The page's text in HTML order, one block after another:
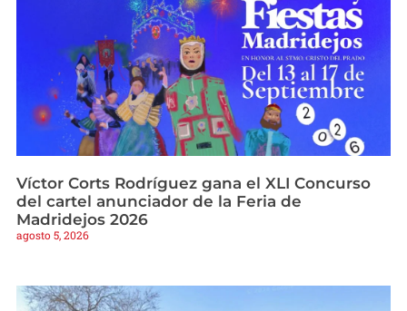
Víctor Corts Rodríguez gana el XLI Concurso
del cartel anunciador de la Feria de
Madridejos 2026
agosto 5, 2026